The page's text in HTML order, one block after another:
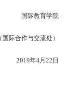
国际教育学院
（ 国际合作与交流处 ）
年4月 22 日